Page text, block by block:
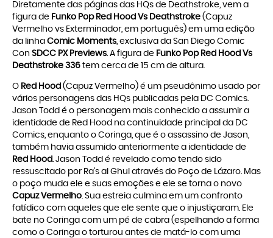
Diretamente das páginas das HQs de Deathstroke, vem a
figura de Funko Pop Red Hood Vs Deathstroke (Capuz
Vermelho vs Exterminador, em português) em uma edição
da linha Comic Moments, exclusiva da San Diego Comic
Con SDCC PX Previews. A figura de Funko Pop Red Hood Vs
Deathstroke 336 tem cerca de 15 cm de altura.
O Red Hood (Capuz Vermelho) é um pseudônimo usado por
vários personagens das HQs publicadas pela DC Comics.
Jason Todd é o personagem mais conhecido a assumir a
identidade de Red Hood na continuidade principal da DC
Comics, enquanto o Coringa, que é o assassino de Jason,
também havia assumido anteriormente a identidade de
Red Hood. Jason Todd é revelado como tendo sido
ressuscitado por Ra's al Ghul através do Poço de Lázaro. Mas
o poço muda ele e suas emoções e ele se torna o novo
Capuz Vermelho. Sua estreia culmina em um confronto
fatídico com aqueles que ele sente que o injustiçaram. Ele
bate no Coringa com um pé de cabra (espelhando a forma
como o Coringa o torturou antes de matá-lo com uma